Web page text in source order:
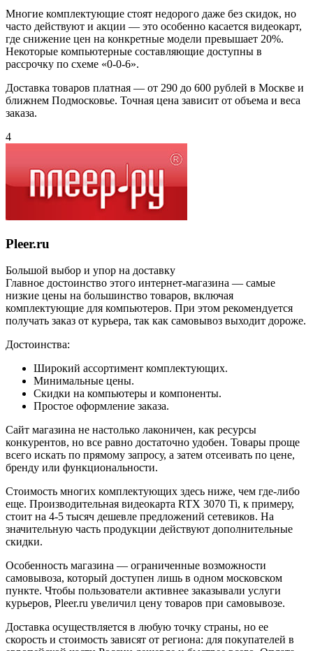
Многие комплектующие стоят недорого даже без скидок, но
часто действуют и акции — это особенно касается видеокарт,
где снижение цен на конкретные модели превышает 20%.
Некоторые компьютерные составляющие доступны в
рассрочку по схеме «0-0-6».
Доставка товаров платная — от 290 до 600 рублей в Москве и
ближнем Подмосковье. Точная цена зависит от объема и веса
заказа.
4
Pleer.ru
Большой выбор и упор на доставку
Главное достоинство этого интернет-магазина — самые
низкие цены на большинство товаров, включая
комплектующие для компьютеров. При этом рекомендуется
получать заказ от курьера, так как самовывоз выходит дороже.
Достоинства:
Широкий ассортимент комплектующих.
Минимальные цены.
Скидки на компьютеры и компоненты.
Простое оформление заказа.
Сайт магазина не настолько лаконичен, как ресурсы
конкурентов, но все равно достаточно удобен. Товары проще
всего искать по прямому запросу, а затем отсеивать по цене,
бренду или функциональности.
Стоимость многих комплектующих здесь ниже, чем где-либо
еще. Производительная видеокарта RTX 3070 Ti, к примеру,
стоит на 4-5 тысяч дешевле предложений сетевиков. На
значительную часть продукции действуют дополнительные
скидки.
Особенность магазина — ограниченные возможности
самовывоза, который доступен лишь в одном московском
пункте. Чтобы пользователи активнее заказывали услуги
курьеров, Pleer.ru увеличил цену товаров при самовывозе.
Доставка осуществляется в любую точку страны, но ее
скорость и стоимость зависят от региона: для покупателей в